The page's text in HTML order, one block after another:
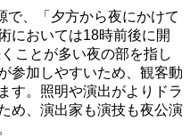
で、「夕方から夜にかけて
においては18時前後に開
ことが多い夜の部を指し
参加しやすいため、観客動
す。照明や演出がよりドラ
め、演出家も演技も夜公演